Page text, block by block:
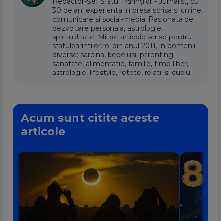
30 de ani experienta in presa scrisa si online,
comunicare si social-media. Pasionata de
dezvoltare personala, astrologie,
spiritualitate. Mii de articole scrise pentru
sfatulparintilor.ro, din anul 2011, in domenii
diverse: sarcina, bebelusi, parenting,
sanatate, alimentatie, familie, timp liber,
astrologie, lifestyle, retete, relatii si cuplu.
Acum sunt citite aceste
articole